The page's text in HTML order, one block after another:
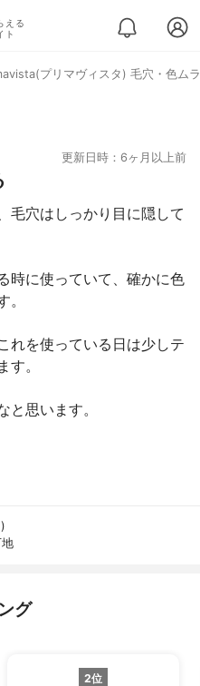
える
ト
プリマヴィスタ) 毛穴・色ム
更新日時：6ヶ月以上前
毛穴はしっかり目に隠して
時に使っていて、確かに色
れを使っている日は少しテ
。
思います。
グ
2位